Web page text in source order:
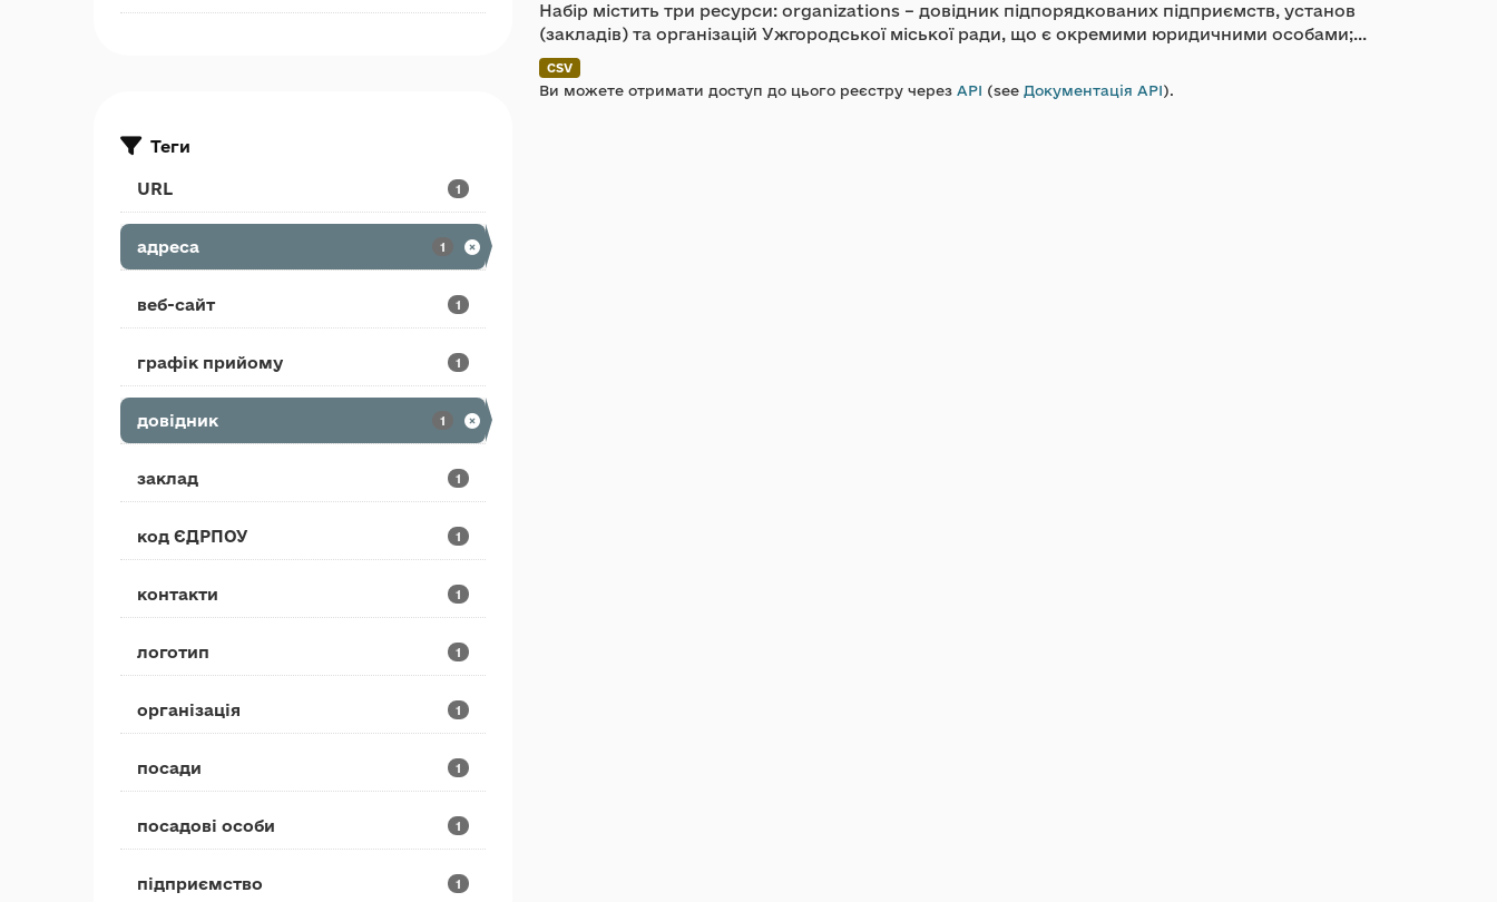
Теги
URL 1
адреса 1
веб-сайт 1
графік прийому 1
довідник 1
заклад 1
код ЄДРПОУ 1
контакти 1
логотип 1
організація 1
посади 1
посадові особи 1
підприємство 1
Набір містить три ресурси: organizations – довідник підпорядкованих підприємств, установ
(закладів) та організацій Ужгородської міської ради, що є окремими юридичними особами;...
CSV
Ви можете отримати доступ до цього реєстру через API (see Документація API).